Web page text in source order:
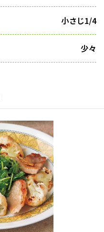
小さじ1/4
少々